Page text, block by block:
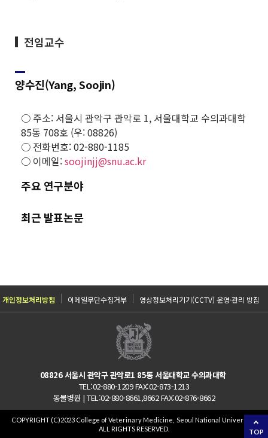
전임교수
양수진(Yang, Soojin)
○ 주소: 서울시 관악구 관악로 1, 서울대학교 수의과대학
85동 708호 (우: 08826)
○ 전화번호: 02-880-1185
○ 이메일:soojinjj@snu.ac.kr
주요 연구분야
최근 발표논문
TOP
개인정보처리방침 이메일무단수집거부 영상정보처리기기(CCTV) 운영·관리 방침
08826 서울시 관악구 관악로1 85동 서울대학교 수의과대학
TEL:02-880-1209 FAX:02-873-1213
동물병원 | TEL:02-880-8661,8662 FAX:02-876-8662
COPYRIGHT (C)2023 College of Veterinary Medicine, Seoul National University.
ALL RIGHTS RESERVED.